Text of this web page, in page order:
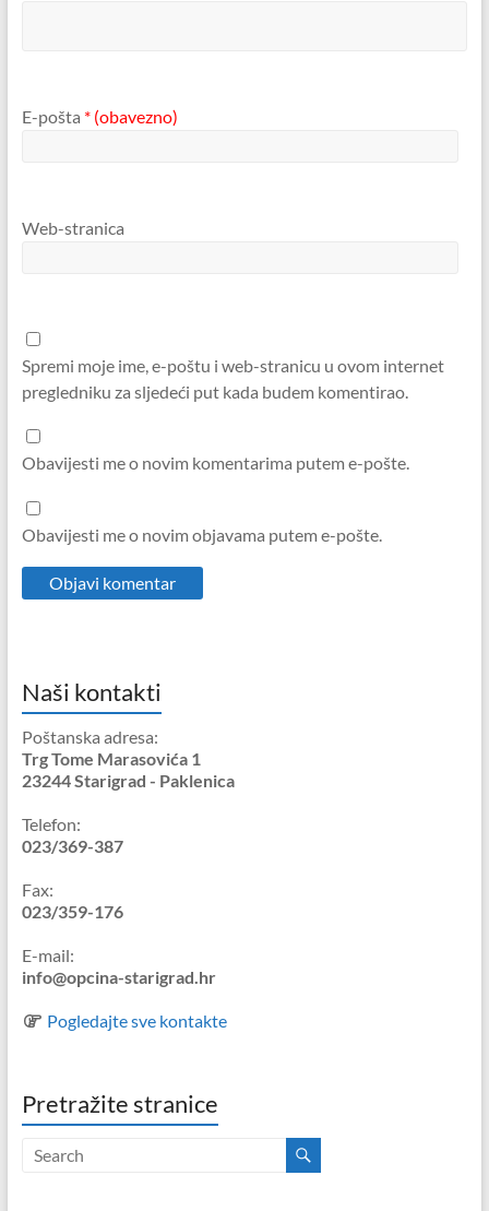
E-pošta * (obavezno)
Web-stranica
Spremi moje ime, e-poštu i web-stranicu u ovom internet
pregledniku za sljedeći put kada budem komentirao.
Obavijesti me o novim komentarima putem e-pošte.
Obavijesti me o novim objavama putem e-pošte.
Naši kontakti
Poštanska adresa:
Trg Tome Marasovića 1
23244 Starigrad - Paklenica
Telefon:
023/369-387
Fax:
023/359-176
E-mail:
info@opcina-starigrad.hr
Pogledajte sve kontakte
Pretražite stranice